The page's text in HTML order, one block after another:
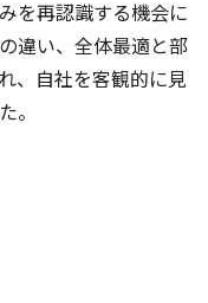
を再認識する機会に
違い、全体最適と部
、自社を客観的に見
。